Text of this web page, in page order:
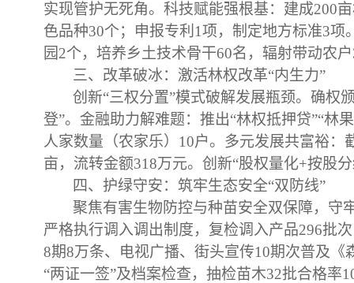
实现管护无死角。 科技赋能强根基： 建成200
色品种30个；申报专利1项，制定地方标准3项
园2个，培养乡土技术骨干60名，辐射带动农户
三、改革破冰：激活林权改革“内生力”
创新“三权分置”模式破解发展瓶颈。 确权
登”。 金融助力解难题： 推出“林权抵押贷”“林
人家数量（农家乐）10户。 多元发展共富裕：
亩，流转金额318万元。创新“股权量化+按股
四、护绿守安：筑牢生态安全“双防线”
聚焦有害生物防控与种苗安全双保障，守
严格执行调入调出制度，复检调入产品296批
8期8万条、电视广播、街头宣传10期次普及
“两证一签”及档案检查，抽检苗木32批合格率